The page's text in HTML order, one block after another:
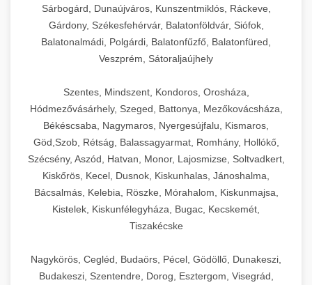
Sárbogárd, Dunaújváros, Kunszentmiklós, Ráckeve,
Gárdony, Székesfehérvár, Balatonföldvár, Siófok,
Balatonalmádi, Polgárdi, Balatonfűzfő, Balatonfüred,
Veszprém, Sátoraljaújhely
Szentes, Mindszent, Kondoros, Orosháza,
Hódmezővásárhely, Szeged, Battonya, Mezőkovácsháza,
Békéscsaba, Nagymaros, Nyergesújfalu, Kismaros,
Göd,Szob, Rétság, Balassagyarmat, Romhány, Hollókő,
Szécsény, Aszód, Hatvan, Monor, Lajosmizse, Soltvadkert,
Kiskőrös, Kecel, Dusnok, Kiskunhalas, Jánoshalma,
Bácsalmás, Kelebia, Röszke, Mórahalom, Kiskunmajsa,
Kistelek, Kiskunfélegyháza, Bugac, Kecskemét,
Tiszakécske
Nagykörös, Cegléd, Budaörs, Pécel, Gödöllő, Dunakeszi,
Budakeszi, Szentendre, Dorog, Esztergom, Visegrád,